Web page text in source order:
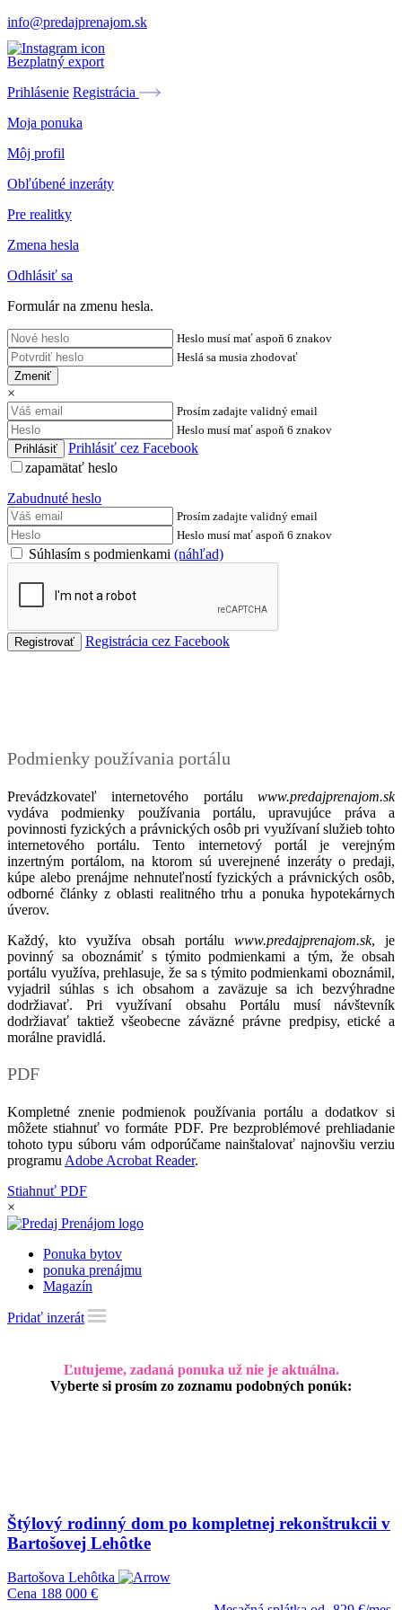
info@predajprenajom.sk
Bezplatný export
Prihlásenie Registrácia
Moja ponuka
Môj profil
Obľúbené inzeráty
Pre realitky
Zmena hesla
Odhlásiť sa
Formulár na zmenu hesla.
Heslo musí mať aspoň 6 znakov
Heslá sa musia zhodovať
Zmeniť
×
Prosím zadajte validný email
Heslo musí mať aspoň 6 znakov
Prihlásiť cez Facebook
zapamätať heslo
Zabudnuté heslo
Prosím zadajte validný email
Heslo musí mať aspoň 6 znakov
Súhlasím s podmienkami (náhľad)
Registrácia cez Facebook
Podmienky používania portálu
Prevádzkovateľ internetového portálu www.predajprenajom.sk
vydáva podmienky používania portálu, upravujúce práva a
povinnosti fyzických a právnických osôb pri využívaní služieb tohto
internetového portálu. Tento internetový portál je verejným
inzertným portálom, na ktorom sú uverejnené inzeráty o predaji,
kúpe alebo prenájme nehnuteľností fyzických a právnických osôb,
odborné články z oblasti realitného trhu a ponuka hypotekárnych
úverov.
Každý, kto využíva obsah portálu www.predajprenajom.sk, je
povinný sa oboznámiť s týmito podmienkami a tým, že obsah
portálu využíva, prehlasuje, že sa s týmito podmienkami oboznámil,
vyjadril súhlas s ich obsahom a zaväzuje sa ich bezvýhradne
dodržiavať. Pri využívaní obsahu Portálu musí návštevník
dodržiavať taktiež všeobecne záväzné právne predpisy, etické a
morálne pravidlá.
PDF
Kompletné znenie podmienok používania portálu a dodatkov si
môžete stiahnuť vo formáte PDF. Pre bezproblémové prehliadanie
tohoto typu súboru vám odporúčame nainštalovať najnovšiu verziu
programu Adobe Acrobat Reader.
Stiahnuť PDF
×
Ponuka bytov
ponuka prenájmu
Magazín
Pridať inzerát
Ľutujeme, zadaná ponuka už nie je aktuálna.
Vyberte si prosím zo zoznamu podobných ponúk:
Štýlový rodinný dom po kompletnej rekonštrukcii v
Bartošovej Lehôtke
Bartošova Lehôtka
Cena 188 000 €